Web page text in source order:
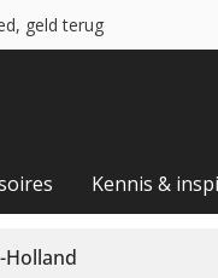
geld terug
Kennis &
Holland